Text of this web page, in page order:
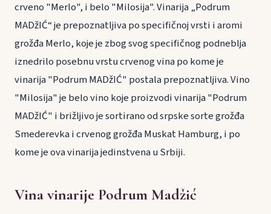
crveno "Merlo", i belo "Milosija". Vinarija „Podrum
MADžIĆ“ je prepoznatljiva po specifičnoj vrsti i aromi
grožđa Merlo, koje je zbog svog specifičnog podneblja
iznedrilo posebnu vrstu crvenog vina po kome je
vinarija "Podrum MADžIĆ" postala prepoznatljiva. Vino
"Milosija" je belo vino koje proizvodi vinarija "Podrum
MADžIĆ" i brižljivo je sortirano od srpske sorte grožđa
Smederevka i crvenog grožđa Muskat Hamburg, i po
kome je ova vinarija jedinstvena u Srbiji.
Vina vinarije Podrum Madžić